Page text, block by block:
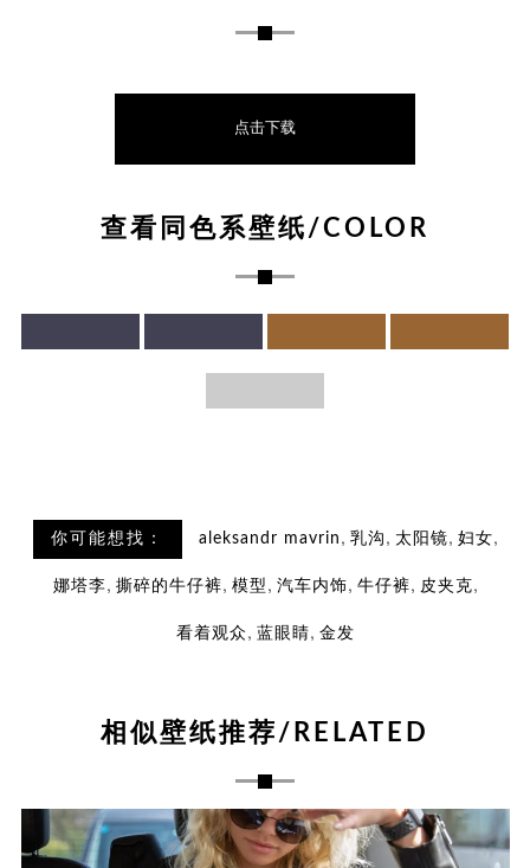
点击下载
查看同色系壁纸/COLOR
你可能想找： aleksandr mavrin , 乳沟 , 太阳镜, 妇女,
娜塔李, 撕碎的牛仔裤, 模型 , 汽车内饰, 牛仔裤, 皮夹克,
看着观众, 蓝眼睛, 金发
相似壁纸推荐/RELATED